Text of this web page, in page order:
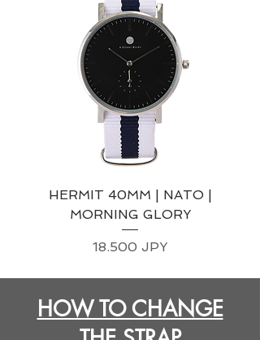
HERMIT 40MM | NATO |
MORNING GLORY
Precio
18.500 JPY
HOW TO CHANGE